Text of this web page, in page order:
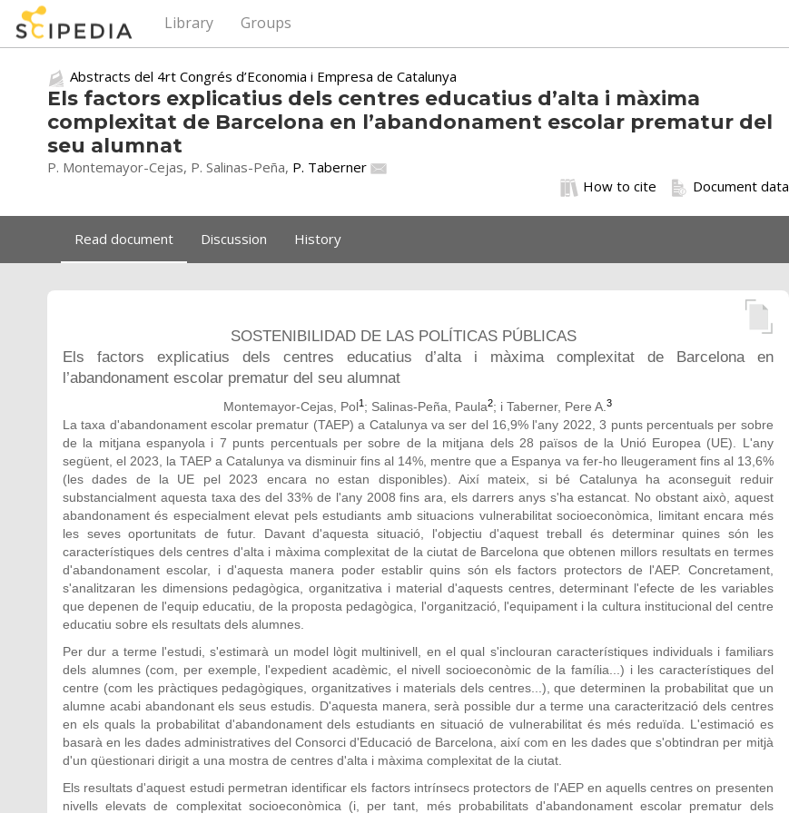
Library Groups
Abstracts del 4rt Congrés d’Economia i Empresa de Catalunya
Els factors explicatius dels centres educatius d’alta i màxima
complexitat de Barcelona en l’abandonament escolar prematur del
seu alumnat
P. Montemayor-Cejas, P. Salinas-Peña, P. Taberner
Document data
How to cite
Read document Discussion History
SOSTENIBILIDAD DE LAS POLÍTICAS PÚBLICAS
Els factors explicatius dels centres educatius d’alta i màxima complexitat de Barcelona en
l’abandonament escolar prematur del seu alumnat
Montemayor-Cejas, Pol1 ; Salinas-Peña, Paula2; i Taberner, Pere A.3
La taxa d'abandonament escolar prematur (TAEP) a Catalunya va ser del 16,9% l'any 2022, 3 punts percentuals per sobre
de la mitjana espanyola i 7 punts percentuals per sobre de la mitjana dels 28 països de la Unió Europea (UE). L'any
següent, el 2023, la TAEP a Catalunya va disminuir fins al 14%, mentre que a Espanya va fer-ho lleugerament fins al 13,6%
(les dades de la UE pel 2023 encara no estan disponibles). Així mateix, si bé Catalunya ha aconseguit reduir
substancialment aquesta taxa des del 33% de l'any 2008 fins ara, els darrers anys s'ha estancat. No obstant això, aquest
abandonament és especialment elevat pels estudiants amb situacions vulnerabilitat socioeconòmica, limitant encara més
les seves oportunitats de futur. Davant d'aquesta situació, l'objectiu d'aquest treball és determinar quines són les
característiques dels centres d'alta i màxima complexitat de la ciutat de Barcelona que obtenen millors resultats en termes
d'abandonament escolar, i d'aquesta manera poder establir quins són els factors protectors de l'AEP. Concretament,
s'analitzaran les dimensions pedagògica, organitzativa i material d'aquests centres, determinant l'efecte de les variables
que depenen de l'equip educatiu, de la proposta pedagògica, l'organització, l'equipament i la cultura institucional del centre
educatiu sobre els resultats dels alumnes.
Per dur a terme l'estudi, s'estimarà un model lògit multinivell, en el qual s'inclouran característiques individuals i familiars
dels alumnes (com, per exemple, l'expedient acadèmic, el nivell socioeconòmic de la família...) i les característiques del
centre (com les pràctiques pedagògiques, organitzatives i materials dels centres...), que determinen la probabilitat que un
alumne acabi abandonant els seus estudis. D'aquesta manera, serà possible dur a terme una caracterització dels centres
en els quals la probabilitat d'abandonament dels estudiants en situació de vulnerabilitat és més reduïda. L'estimació es
basarà en les dades administratives del Consorci d'Educació de Barcelona, així com en les dades que s'obtindran per mitjà
d'un qüestionari dirigit a una mostra de centres d'alta i màxima complexitat de la ciutat.
Els resultats d'aquest estudi permetran identificar els factors intrínsecs protectors de l'AEP en aquells centres on presenten
nivells elevats de complexitat socioeconòmica (i, per tant, més probabilitats d'abandonament escolar prematur dels